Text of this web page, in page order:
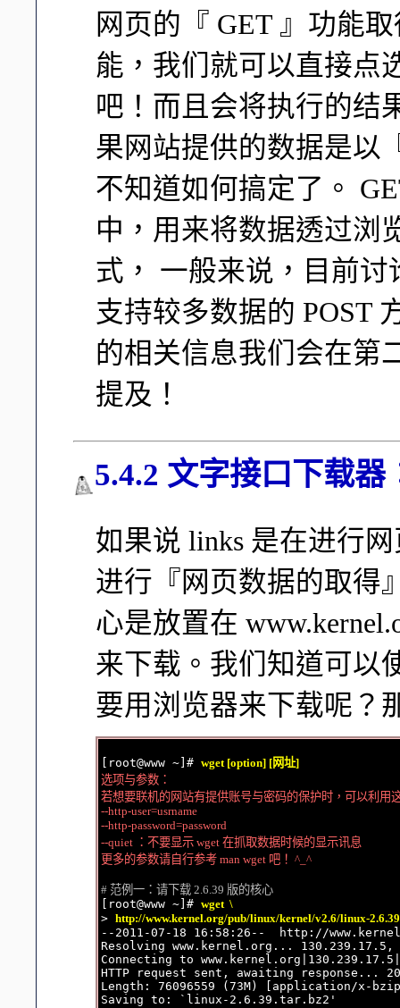
网页的『 GET 』功能
能，我们就可以直接点
吧！而且会将执行的结
果网站提供的数据是以
不知道如何搞定了。
中，用来将数据透过浏
式， 一般来说，目前
支持较多数据的 POST
的相关信息我们会在第
提及！
5.4.2 文字接口下载器
如果说 links 是在进行
进行『网页数据的取得
心是放置在
来下载。我们知道可以
要用浏览器来下载呢？
[root@www ~]# wget [option] [网址]
选项与参数：
若想要联机的网站有提供账号与密码的保护时，可以利用
--http-user=usrname
--http-password=password
--quiet ：不要显示 wget 在抓取数据时候的显示讯息
更多的参数请自行参考 man wget 吧！ ^_^
# 范例一：请下载 2.6.39 版的核心
[root@www ~]# wget  \
> http://www.kernel.org/pub/linux/kernel/v2.6/linux-
--2011-07-18 16:58:26--  http://
Resolving www.kernel.org...
Connecting to
HTTP request sent, awaiting response...
Length: 76096559 (73M) [application/x-
Saving to: `linux-2.6.39.tar.bz2'